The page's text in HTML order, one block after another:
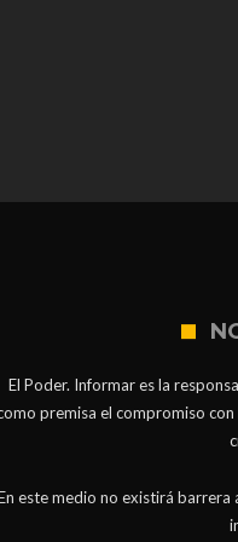
El Poder. Informar es la
premisa el compromiso
este medio no existirá barrera